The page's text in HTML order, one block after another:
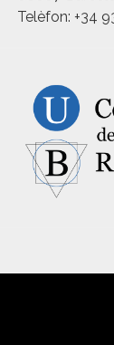
Telèfon: +34